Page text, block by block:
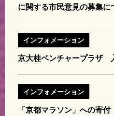
に関する市民意見の募集に
インフォメーション
京大桂ベンチャープラザ
インフォメーション
「京都マラソン」への寄付